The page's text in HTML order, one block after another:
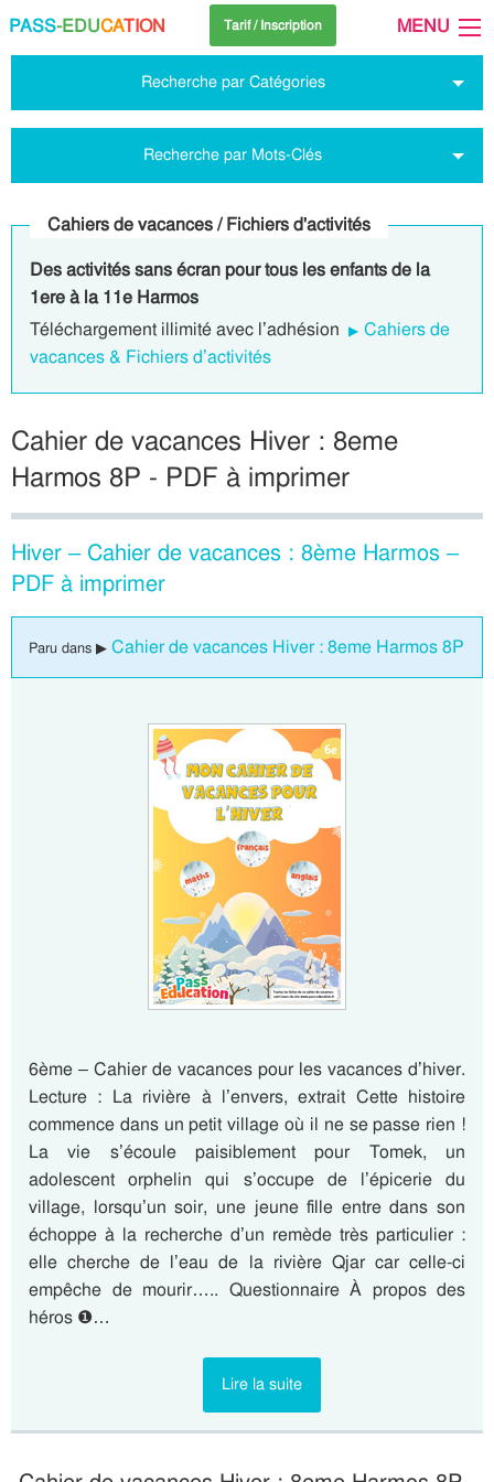
PASS-EDUCATION Tarif / Inscription MENU
Recherche par Catégories
Recherche par Mots-Clés
Cahiers de vacances / Fichiers d'activités
Des activités sans écran pour tous les enfants de la
1ere à la 11e Harmos
Téléchargement illimité avec l’adhésion
Cahiers de
vacances & Fichiers d’activités
Cahier de vacances Hiver : 8eme
Harmos 8P - PDF à imprimer
Hiver – Cahier de vacances : 8ème Harmos –
PDF à imprimer
Paru dans ▶ Cahier de vacances Hiver : 8eme Harmos 8P
6ème – Cahier de vacances pour les vacances d’hiver.
Lecture : La rivière à l’envers, extrait Cette histoire
commence dans un petit village où il ne se passe rien !
La vie s’écoule paisiblement pour Tomek, un
adolescent orphelin qui s’occupe de l’épicerie du
village, lorsqu’un soir, une jeune fille entre dans son
échoppe à la recherche d’un remède très particulier :
elle cherche de l’eau de la rivière Qjar car celle-ci
empêche de mourir….. Questionnaire À propos des
héros ❶…
Lire la suite